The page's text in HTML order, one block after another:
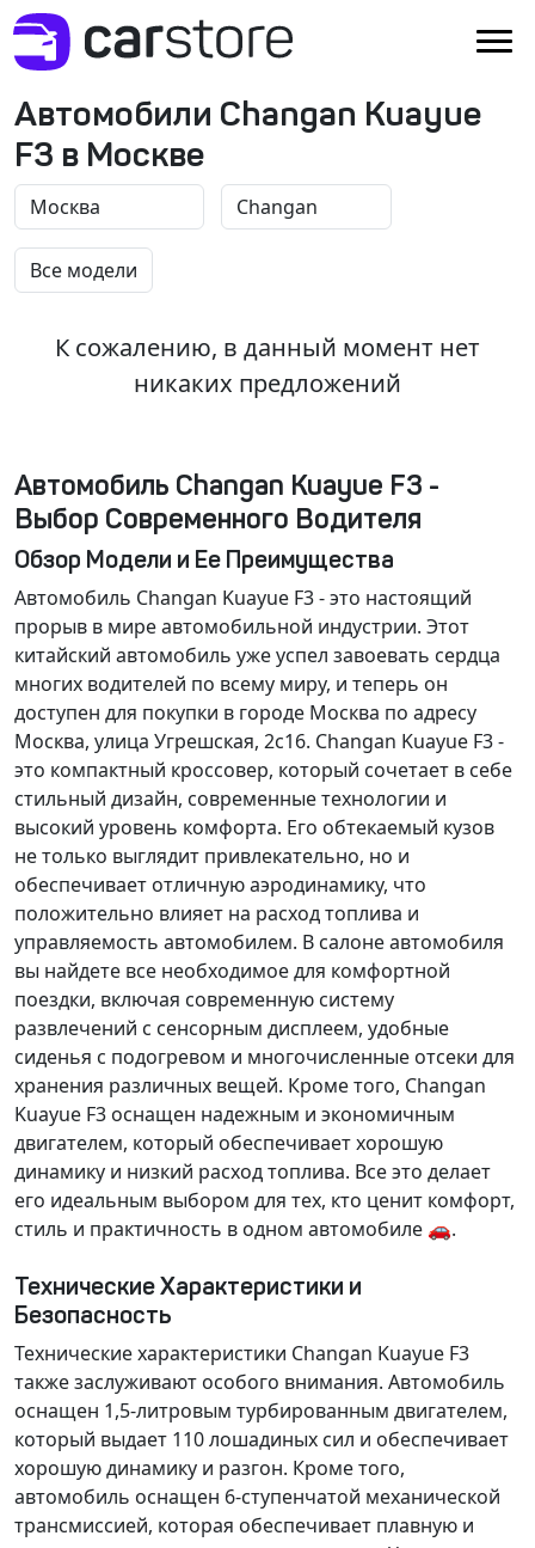
Автомобили Changan Kuayue
F3 в Москве
К сожалению, в данный момент нет
никаких предложений
Автомобиль Changan Kuayue F3 -
Выбор Современного Водителя
Обзор Модели и Ее Преимущества
Автомобиль Changan Kuayue F3 - это настоящий
прорыв в мире автомобильной индустрии. Этот
китайский автомобиль уже успел завоевать сердца
многих водителей по всему миру, и теперь он
доступен для покупки в городе Москва по адресу
Москва, улица Угрешская, 2с16. Changan Kuayue F3 -
это компактный кроссовер, который сочетает в себе
стильный дизайн, современные технологии и
высокий уровень комфорта. Его обтекаемый кузов
не только выглядит привлекательно, но и
обеспечивает отличную аэродинамику, что
положительно влияет на расход топлива и
управляемость автомобилем. В салоне автомобиля
вы найдете все необходимое для комфортной
поездки, включая современную систему
развлечений с сенсорным дисплеем, удобные
сиденья с подогревом и многочисленные отсеки для
хранения различных вещей. Кроме того, Changan
Kuayue F3 оснащен надежным и экономичным
двигателем, который обеспечивает хорошую
динамику и низкий расход топлива. Все это делает
его идеальным выбором для тех, кто ценит комфорт,
стиль и практичность в одном автомобиле 🚗.
Технические Характеристики и
Безопасность
Технические характеристики Changan Kuayue F3
также заслуживают особого внимания. Автомобиль
оснащен 1,5-литровым турбированным двигателем,
который выдает 110 лошадиных сил и обеспечивает
хорошую динамику и разгон. Кроме того,
автомобиль оснащен 6-ступенчатой механической
трансмиссией, которая обеспечивает плавную и